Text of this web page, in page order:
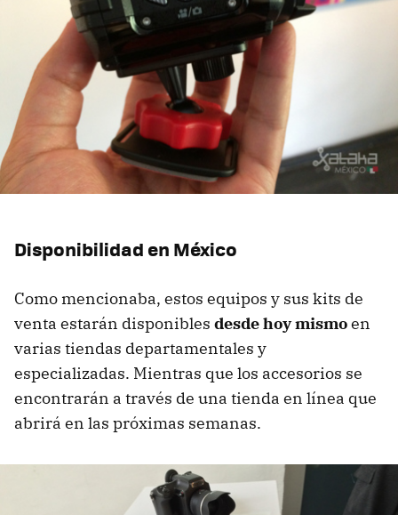
Disponibilidad en México
Como mencionaba, estos equipos y sus kits de
venta estarán disponibles desde hoy mismoen
varias tiendas departamentales y
especializadas. Mientras que los accesorios se
encontrarán a través de una tienda en línea que
abrirá en las próximas semanas.